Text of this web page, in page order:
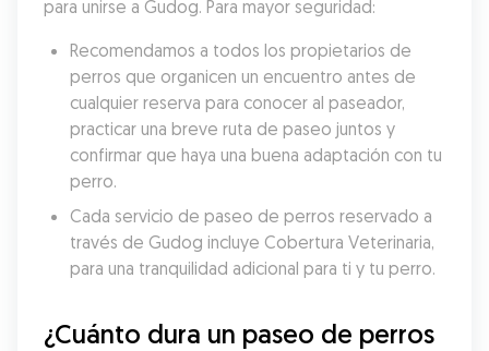
para unirse a Gudog. Para mayor seguridad:
Recomendamos a todos los propietarios de
perros que organicen un encuentro antes de
cualquier reserva para conocer al paseador,
practicar una breve ruta de paseo juntos y
confirmar que haya una buena adaptación con tu
perro.
Cada servicio de paseo de perros reservado a
través de Gudog incluye Cobertura Veterinaria,
para una tranquilidad adicional para ti y tu perro.
¿Cuánto dura un paseo de perros